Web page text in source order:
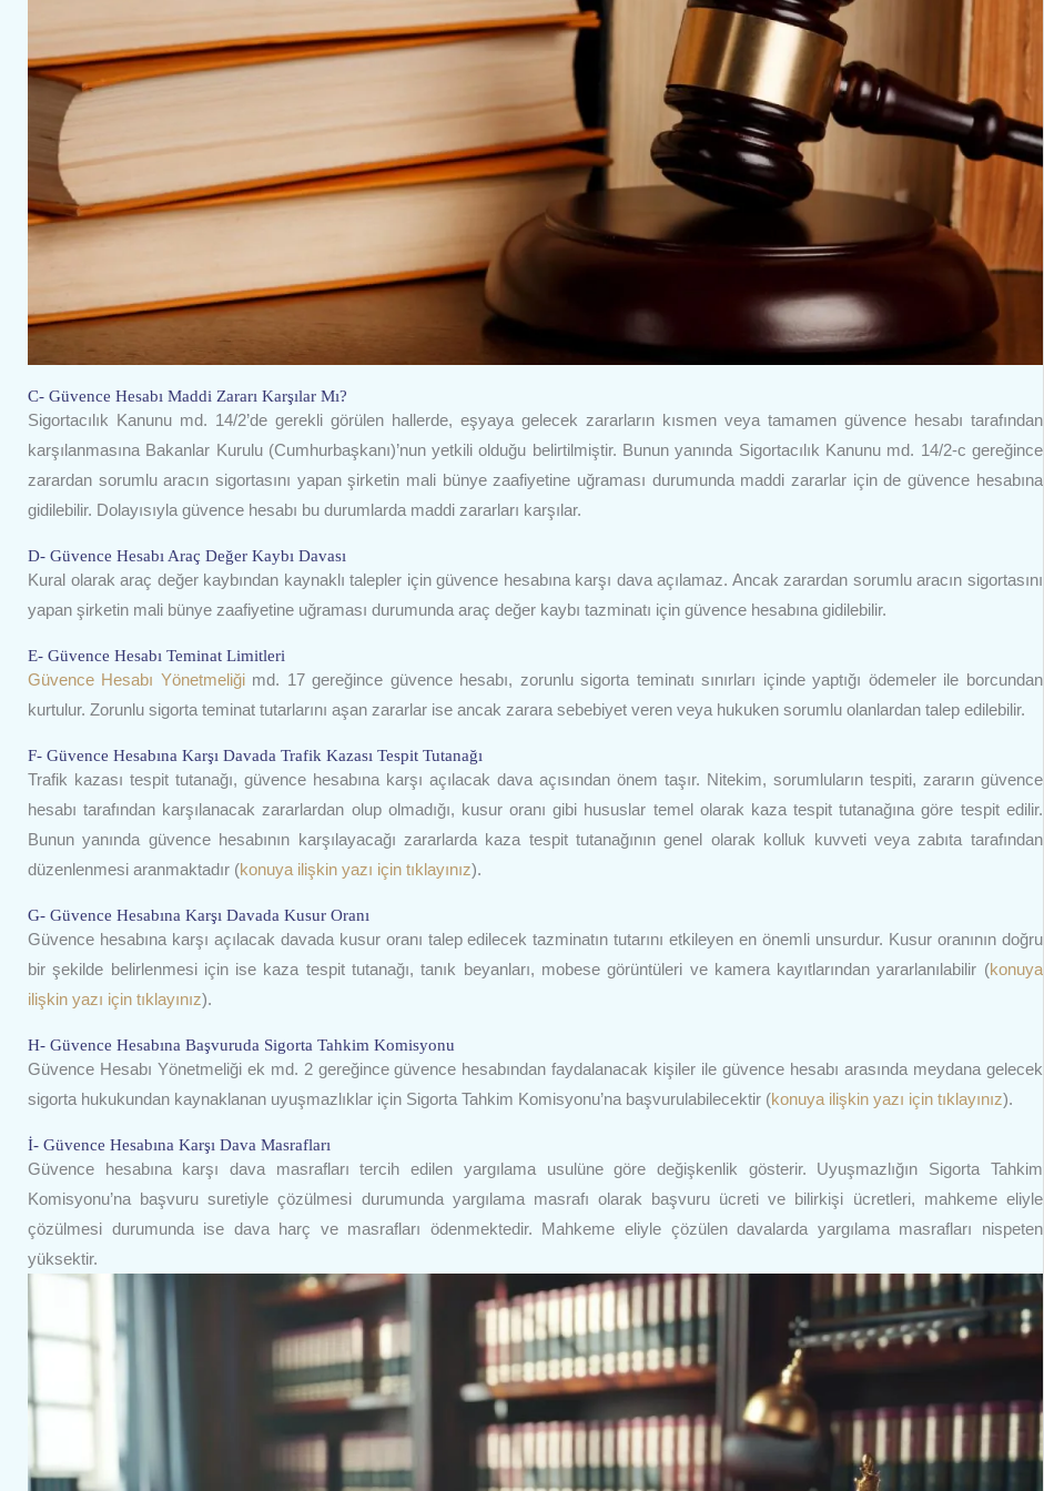
C- Güvence Hesabı Maddi Zararı Karşılar Mı?
Sigortacılık Kanunu md. 14/2’de gerekli görülen hallerde, eşyaya gelecek zararların kısmen veya tamamen güvence hesabı tarafından
karşılanmasına Bakanlar Kurulu (Cumhurbaşkanı)’nun yetkili olduğu belirtilmiştir. Bunun yanında Sigortacılık Kanunu md. 14/2-c gereğince
zarardan sorumlu aracın sigortasını yapan şirketin mali bünye zaafiyetine uğraması durumunda maddi zararlar için de güvence hesabına
gidilebilir. Dolayısıyla güvence hesabı bu durumlarda maddi zararları karşılar.
D- Güvence Hesabı Araç Değer Kaybı Davası
Kural olarak araç değer kaybından kaynaklı talepler için güvence hesabına karşı dava açılamaz. Ancak zarardan sorumlu aracın sigortasını
yapan şirketin mali bünye zaafiyetine uğraması durumunda araç değer kaybı tazminatı için güvence hesabına gidilebilir.
E- Güvence Hesabı Teminat Limitleri
Güvence Hesabı Yönetmeliğimd. 17 gereğince güvence hesabı, zorunlu sigorta teminatı sınırları içinde yaptığı ödemeler ile borcundan
kurtulur. Zorunlu sigorta teminat tutarlarını aşan zararlar ise ancak zarara sebebiyet veren veya hukuken sorumlu olanlardan talep edilebilir.
F- Güvence Hesabına Karşı Davada Trafik Kazası Tespit Tutanağı
Trafik kazası tespit tutanağı, güvence hesabına karşı açılacak dava açısından önem taşır. Nitekim, sorumluların tespiti, zararın güvence
hesabı tarafından karşılanacak zararlardan olup olmadığı, kusur oranı gibi hususlar temel olarak kaza tespit tutanağına göre tespit edilir.
Bunun yanında güvence hesabının karşılayacağı zararlarda kaza tespit tutanağının genel olarak kolluk kuvveti veya zabıta tarafından
düzenlenmesi aranmaktadır (konuya ilişkin yazı için tıklayınız).
G- Güvence Hesabına Karşı Davada Kusur Oranı
Güvence hesabına karşı açılacak davada kusur oranı talep edilecek tazminatın tutarını etkileyen en önemli unsurdur. Kusur oranının doğru
bir şekilde belirlenmesi için ise kaza tespit tutanağı, tanık beyanları, mobese görüntüleri ve kamera kayıtlarından yararlanılabilir (konuya
ilişkin yazı için tıklayınız).
H- Güvence Hesabına Başvuruda Sigorta Tahkim Komisyonu
Güvence Hesabı Yönetmeliği ek md. 2 gereğince güvence hesabından faydalanacak kişiler ile güvence hesabı arasında meydana gelecek
sigorta hukukundan kaynaklanan uyuşmazlıklar için Sigorta Tahkim Komisyonu’na başvurulabilecektir (konuya ilişkin yazı için tıklayınız).
İ- Güvence Hesabına Karşı Dava Masrafları
Güvence hesabına karşı dava masrafları tercih edilen yargılama usulüne göre değişkenlik gösterir. Uyuşmazlığın Sigorta Tahkim
Komisyonu’na başvuru suretiyle çözülmesi durumunda yargılama masrafı olarak başvuru ücreti ve bilirkişi ücretleri, mahkeme eliyle
çözülmesi durumunda ise dava harç ve masrafları ödenmektedir. Mahkeme eliyle çözülen davalarda yargılama masrafları nispeten
yüksektir.